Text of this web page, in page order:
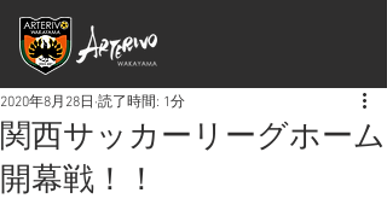
関西サッカーリーグホーム
開幕戦！！
2020年8月28日 読了時間: 1分